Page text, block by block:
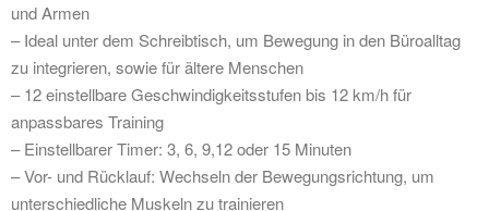
und Armen
– Ideal unter dem Schreibtisch, um Bewegung in den Büroalltag
zu integrieren, sowie für ältere Menschen
– 12 einstellbare Geschwindigkeitsstufen bis 12 km/h für
anpassbares Training
– Einstellbarer Timer: 3, 6, 9,12 oder 15 Minuten
– Vor- und Rücklauf: Wechseln der Bewegungsrichtung, um
unterschiedliche Muskeln zu trainieren